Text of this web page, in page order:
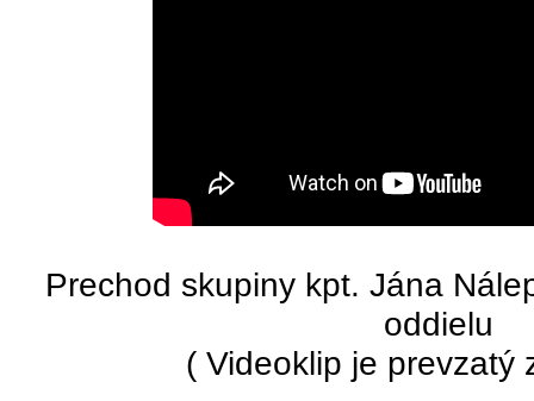
Prechod skupiny kpt. Jána
oddielu
( Videoklip je prevzatý